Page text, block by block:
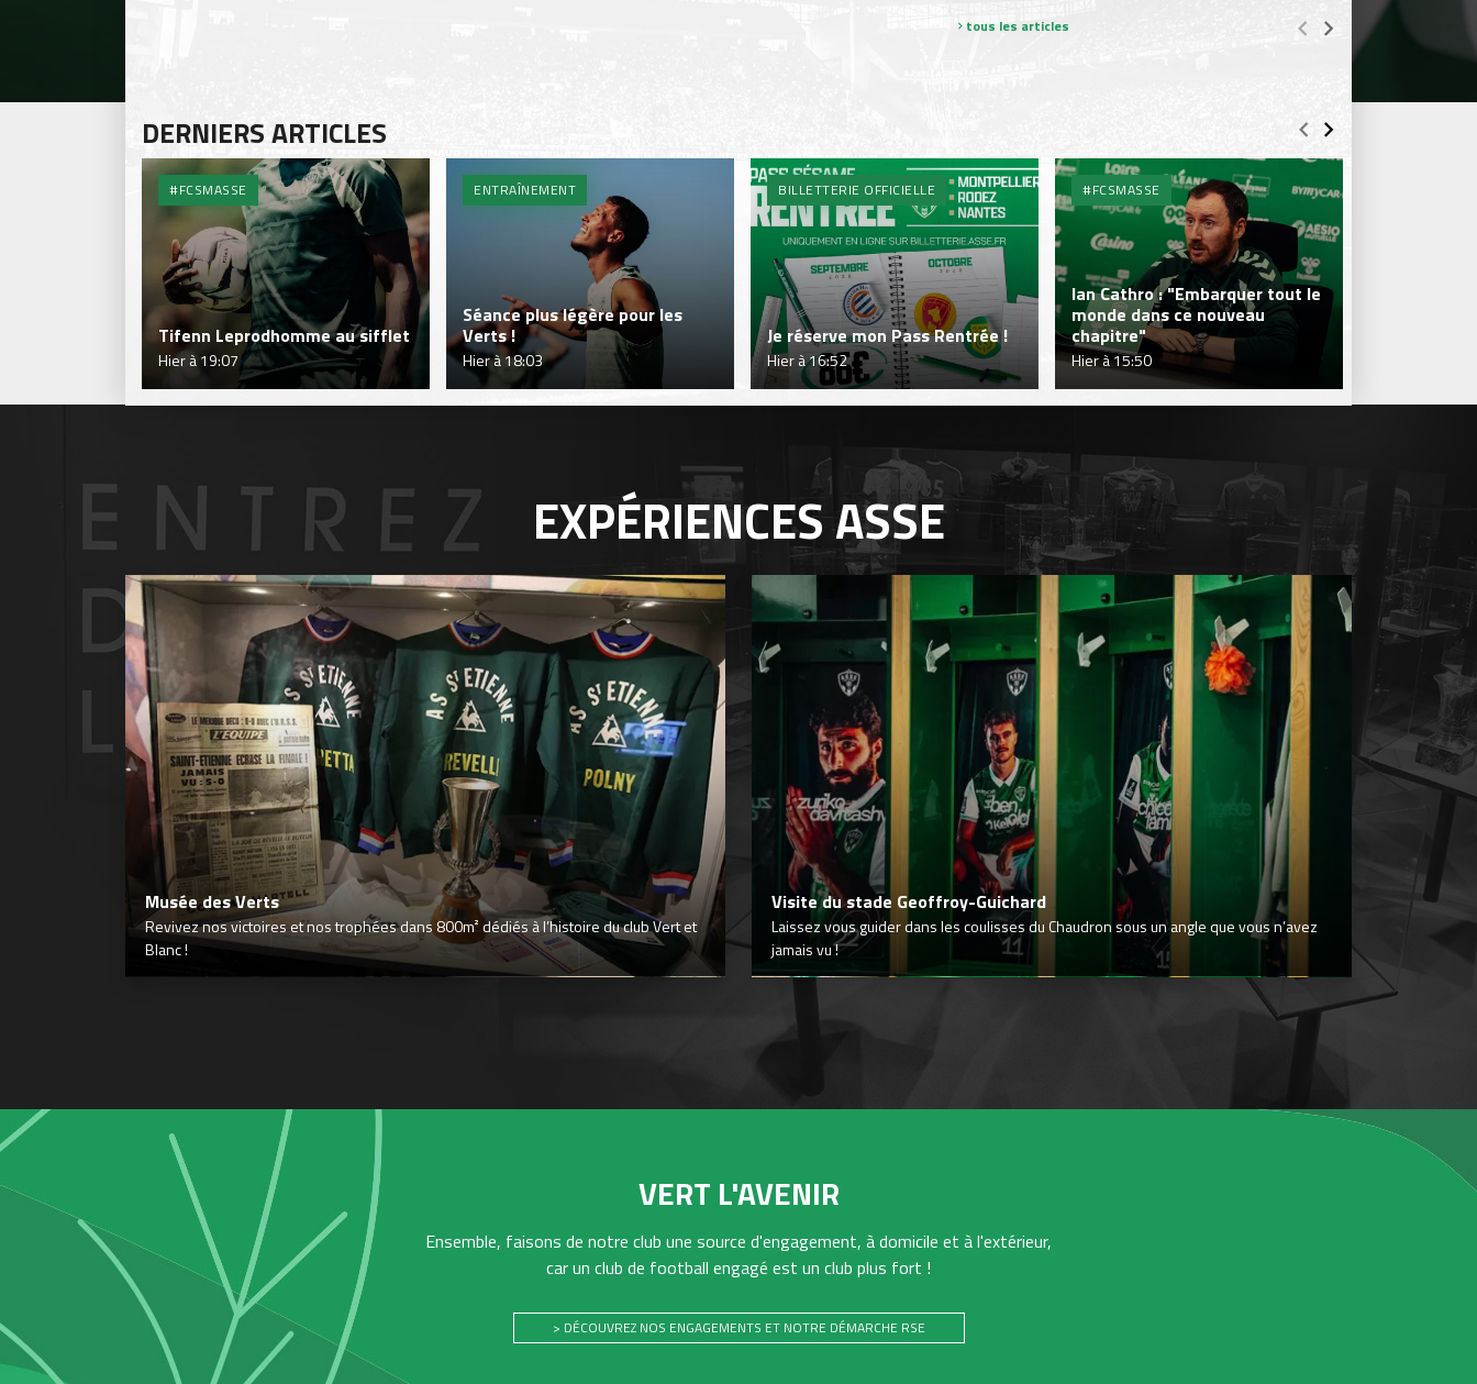
tous les articles
DERNIERS ARTICLES
#FCSMASSE
Tifenn Leprodhomme au sifflet
Hier à 19:07
ENTRAÎNEMENT
Séance plus légère pour les
Verts !
Hier à 18:03
BILLETTERIE OFFICIELLE
Je réserve mon Pass Rentrée !
Hier à 16:52
#FCSMASSE
Ian Cathro : "Embarquer tout le
monde dans ce nouveau
chapitre"
Hier à 15:50
EXPÉRIENCESASSE
Musée des Verts
Revivez nos victoires et nos trophées dans 800m² dédiés à l’histoire du club Vert et
Blanc !
Visite du stade Geoffroy-Guichard
Laissez vous guider dans les coulisses du Chaudron sous un angle que vous n’avez
jamais vu !
VERT L'AVENIR
Ensemble, faisons de notre club une source d'engagement, à domicile et à l'extérieur,
car un club de football engagé est un club plus fort !
> DÉCOUVREZ NOS ENGAGEMENTS ET NOTRE DÉMARCHE RSE